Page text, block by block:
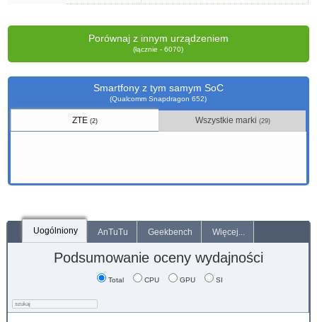
Porównaj z innym urządzeniem
(łącznie - 6070)
Smartfony z tym samym SoC
(Qualcomm Snapdragon 652)
ZTE(2) Wszystkie marki (29)
Uogólniony AnTuTu Geekbench Więcej...
Podsumowanie oceny wydajności
Total CPU GPU SI